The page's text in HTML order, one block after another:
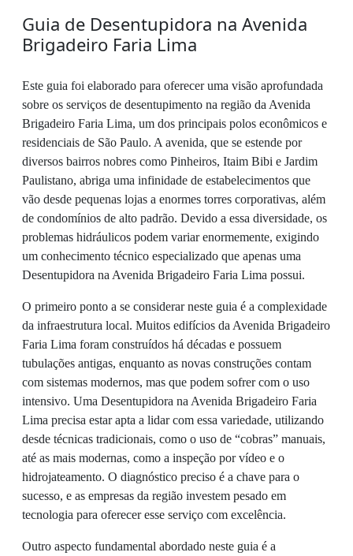
Guia de Desentupidora na Avenida
Brigadeiro Faria Lima
Este guia foi elaborado para oferecer uma visão aprofundada
sobre os serviços de desentupimento na região da Avenida
Brigadeiro Faria Lima, um dos principais polos econômicos e
residenciais de São Paulo. A avenida, que se estende por
diversos bairros nobres como Pinheiros, Itaim Bibi e Jardim
Paulistano, abriga uma infinidade de estabelecimentos que
vão desde pequenas lojas a enormes torres corporativas, além
de condomínios de alto padrão. Devido a essa diversidade, os
problemas hidráulicos podem variar enormemente, exigindo
um conhecimento técnico especializado que apenas uma
Desentupidora na Avenida Brigadeiro Faria Lima possui.
O primeiro ponto a se considerar neste guia é a complexidade
da infraestrutura local. Muitos edifícios da Avenida Brigadeiro
Faria Lima foram construídos há décadas e possuem
tubulações antigas, enquanto as novas construções contam
com sistemas modernos, mas que podem sofrer com o uso
intensivo. Uma Desentupidora na Avenida Brigadeiro Faria
Lima precisa estar apta a lidar com essa variedade, utilizando
desde técnicas tradicionais, como o uso de “cobras” manuais,
até as mais modernas, como a inspeção por vídeo e o
hidrojateamento. O diagnóstico preciso é a chave para o
sucesso, e as empresas da região investem pesado em
tecnologia para oferecer esse serviço com excelência.
Outro aspecto fundamental abordado neste guia é a